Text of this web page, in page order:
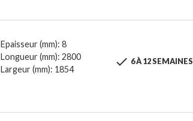
Epaisseur (mm): 8
Longueur (mm): 2800
Largeur (mm): 1854
 6 À 12 SEMAINES